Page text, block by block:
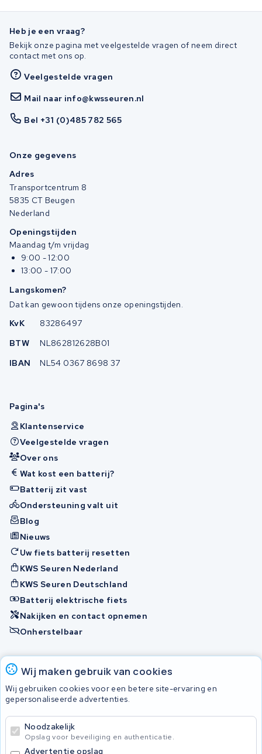
Wij maken gebruik van cookies
Wij gebruiken cookies voor een betere site-ervaring en
gepersonaliseerde advertenties.
Noodzakelijk
Opslag voor beveiliging en authenticatie.
Advertentie opslag
Heb je een vraag?
Bekijk onze pagina met veelgestelde vragen of neem direct
contact met ons op.
Veelgestelde vragen
Mail naar info@kwsseuren.nl
Bel +31 (0)485 782 565
Onze gegevens
Adres
Transportcentrum 8
5835 CT Beugen
Nederland
Openingstijden
Maandag t/m vrijdag
9:00 - 12:00
13:00 - 17:00
Langskomen?
Dat kan gewoon tijdens onze openingstijden.
KvK
83286497
BTW
NL862812628B01
IBAN
NL54 0367 8698 37
Pagina's
Klantenservice
Veelgestelde vragen
Over ons
Wat kost een batterij?
Batterij zit vast
Ondersteuning valt uit
Blog
Nieuws
Uw fiets batterij resetten
KWS Seuren Nederland
KWS Seuren Deutschland
Batterij elektrische fiets
Nakijken en contact opnemen
Onherstelbaar
Accu's
Privacy Policy